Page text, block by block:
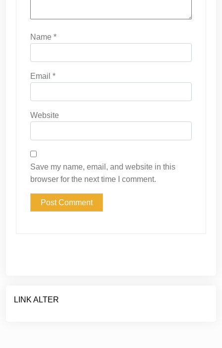
Name *
Email *
Website
Save my name, email, and website in this
browser for the next time I comment.
LINK ALTER